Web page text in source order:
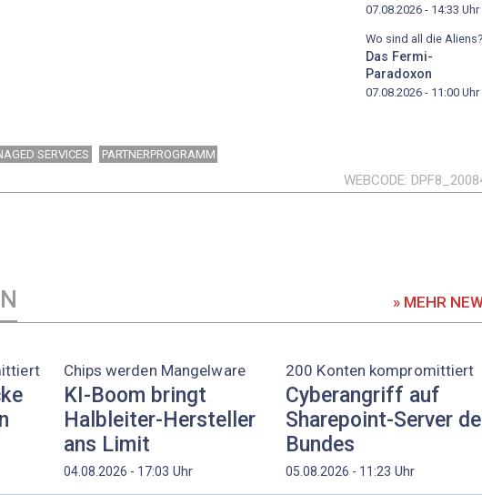
07.08.2026 - 14:33 Uhr
Wo sind all die Aliens?
Das Fermi-
Paradoxon
07.08.2026 - 11:00 Uhr
SERVICES
PARTNERPROGRAMM
WEBCODE
» MEHR
Chips werden Mangelware
KI-Boom bringt
Halbleiter-Hersteller
ans Limit
04.08.2026 - 17:03 Uhr
200 Konten kompromittiert
Cyberangriff auf
Sharepoint-Server
Bundes
05.08.2026 - 11:23 Uhr